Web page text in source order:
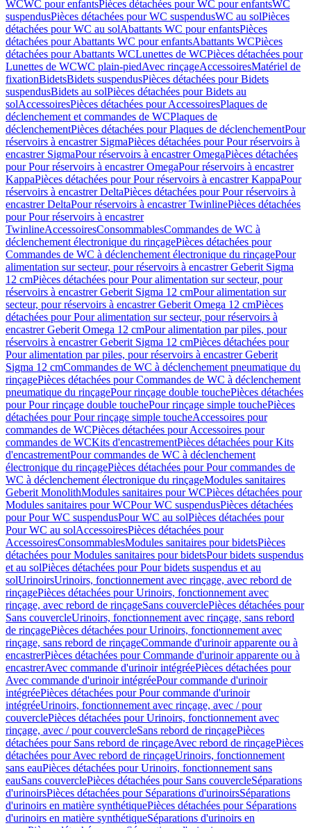
WCWC pour enfantsPièces détachées pour WC pour enfantsWC
suspendusPièces détachées pour WC suspendusWC au solPièces
détachées pour WC au solAbattants WC pour enfantsPièces
détachées pour Abattants WC pour enfantsAbattants WCPièces
détachées pour Abattants WCLunettes de WCPièces détachées pour
Lunettes de WCWC plain-piedAvec rinçageAccessoiresMatériel de
fixationBidetsBidets suspendusPièces détachées pour Bidets
suspendusBidets au solPièces détachées pour Bidets au
solAccessoiresPièces détachées pour AccessoiresPlaques de
déclenchement et commandes de WCPlaques de
déclenchementPièces détachées pour Plaques de déclenchementPour
réservoirs à encastrer SigmaPièces détachées pour Pour réservoirs à
encastrer SigmaPour réservoirs à encastrer OmegaPièces détachées
pour Pour réservoirs à encastrer OmegaPour réservoirs à encastrer
KappaPièces détachées pour Pour réservoirs à encastrer KappaPour
réservoirs à encastrer DeltaPièces détachées pour Pour réservoirs à
encastrer DeltaPour réservoirs à encastrer TwinlinePièces détachées
pour Pour réservoirs à encastrer
TwinlineAccessoiresConsommablesCommandes de WC à
déclenchement électronique du rinçagePièces détachées pour
Commandes de WC à déclenchement électronique du rinçagePour
alimentation sur secteur, pour réservoirs à encastrer Geberit Sigma
12 cmPièces détachées pour Pour alimentation sur secteur, pour
réservoirs à encastrer Geberit Sigma 12 cmPour alimentation sur
secteur, pour réservoirs à encastrer Geberit Omega 12 cmPièces
détachées pour Pour alimentation sur secteur, pour réservoirs à
encastrer Geberit Omega 12 cmPour alimentation par piles, pour
réservoirs à encastrer Geberit Sigma 12 cmPièces détachées pour
Pour alimentation par piles, pour réservoirs à encastrer Geberit
Sigma 12 cmCommandes de WC à déclenchement pneumatique du
rinçagePièces détachées pour Commandes de WC à déclenchement
pneumatique du rinçagePour rinçage double touchePièces détachées
pour Pour rinçage double touchePour rinçage simple touchePièces
détachées pour Pour rinçage simple toucheAccessoires pour
commandes de WCPièces détachées pour Accessoires pour
commandes de WCKits d'encastrementPièces détachées pour Kits
d'encastrementPour commandes de WC à déclenchement
électronique du rinçagePièces détachées pour Pour commandes de
WC à déclenchement électronique du rinçageModules sanitaires
Geberit MonolithModules sanitaires pour WCPièces détachées pour
Modules sanitaires pour WCPour WC suspendusPièces détachées
pour Pour WC suspendusPour WC au solPièces détachées pour
Pour WC au solAccessoiresPièces détachées pour
AccessoiresConsommablesModules sanitaires pour bidetsPièces
détachées pour Modules sanitaires pour bidetsPour bidets suspendus
et au solPièces détachées pour Pour bidets suspendus et au
solUrinoirsUrinoirs, fonctionnement avec rinçage, avec rebord de
rinçagePièces détachées pour Urinoirs, fonctionnement avec
rinçage, avec rebord de rinçageSans couverclePièces détachées pour
Sans couvercleUrinoirs, fonctionnement avec rinçage, sans rebord
de rinçagePièces détachées pour Urinoirs, fonctionnement avec
rinçage, sans rebord de rinçageCommande d'urinoir apparente ou à
encastrerPièces détachées pour Commande d'urinoir apparente ou à
encastrerAvec commande d'urinoir intégréePièces détachées pour
Avec commande d'urinoir intégréePour commande d'urinoir
intégréePièces détachées pour Pour commande d'urinoir
intégréeUrinoirs, fonctionnement avec rinçage, avec / pour
couverclePièces détachées pour Urinoirs, fonctionnement avec
rinçage, avec / pour couvercleSans rebord de rinçagePièces
détachées pour Sans rebord de rinçageAvec rebord de rinçagePièces
détachées pour Avec rebord de rinçageUrinoirs, fonctionnement
sans eauPièces détachées pour Urinoirs, fonctionnement sans
eauSans couverclePièces détachées pour Sans couvercleSéparations
d'urinoirsPièces détachées pour Séparations d'urinoirsSéparations
d'urinoirs en matière synthétiquePièces détachées pour Séparations
d'urinoirs en matière synthétiqueSéparations d'urinoirs en